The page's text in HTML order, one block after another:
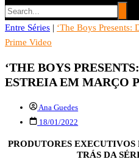
Entre Séries
Entretenha-se!
Entre Séries | ‘The Boys Presents:
Prime Video
‘THE BOYS
ESTREIA EM MARÇO
Ana Guedes
18/01/2022
PRODUTORES EXECUTIVOS
TRÁS DA